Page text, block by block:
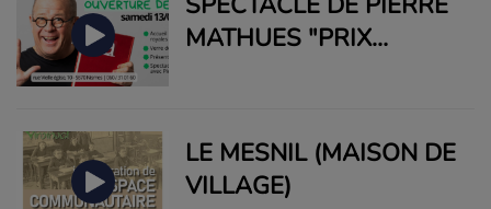
MATHUES "PRIX
LE MESNIL (MAISON DE
VILLAGE)